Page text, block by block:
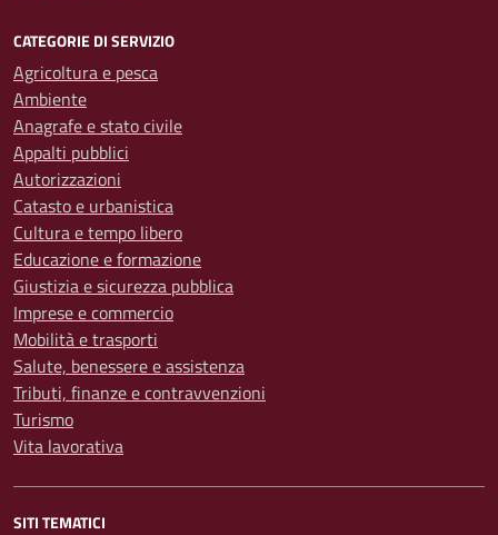
CATEGORIE DI SERVIZIO
Agricoltura e pesca
Ambiente
Anagrafe e stato civile
Appalti pubblici
Autorizzazioni
Catasto e urbanistica
Cultura e tempo libero
Educazione e formazione
Giustizia e sicurezza pubblica
Imprese e commercio
Mobilità e trasporti
Salute, benessere e assistenza
Tributi, finanze e contravvenzioni
Turismo
Vita lavorativa
SITI TEMATICI